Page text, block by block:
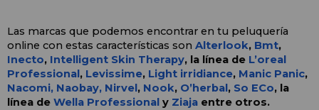
Las marcas que podemos encontrar en tu peluquería
online con estas características son Alterlook, Bmt,
Inecto, Intelligent Skin Therapy, la línea de L’oreal
Professional, Levissime, Light irridiance, Manic Panic
Nacomi, Naobay, Nirvel, Nook, O’herbal, So ECo, la
línea de Wella Professional y Ziaja entre otros.